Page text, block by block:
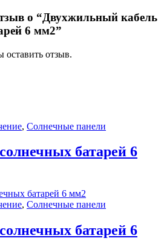
о “Двухжильный кабель
6 мм2”
оставить отзыв.
, Солнечные панели
батарей 6
, Солнечные панели
батарей 6